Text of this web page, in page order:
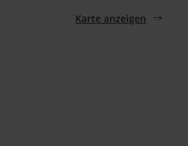
Karte anzeigen